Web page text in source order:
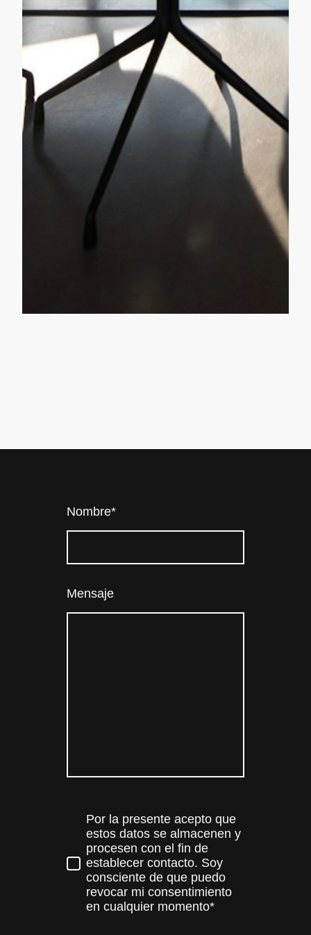
Nombre*
Mensaje
Por la presente acepto que
estos datos se almacenen y
procesen con el fin de
establecer contacto. Soy
consciente de que puedo
revocar mi consentimiento
en cualquier momento*